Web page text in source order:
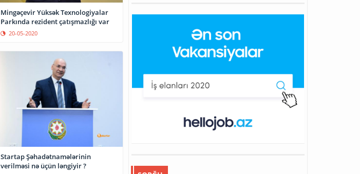
Mingəçevir Yüksək Texnologiyalar
Parkında rezident çatışmazlığı var
20-05-2020
Startap Şəhadətnamələrinin
verilməsi nə üçün ləngiyir ?